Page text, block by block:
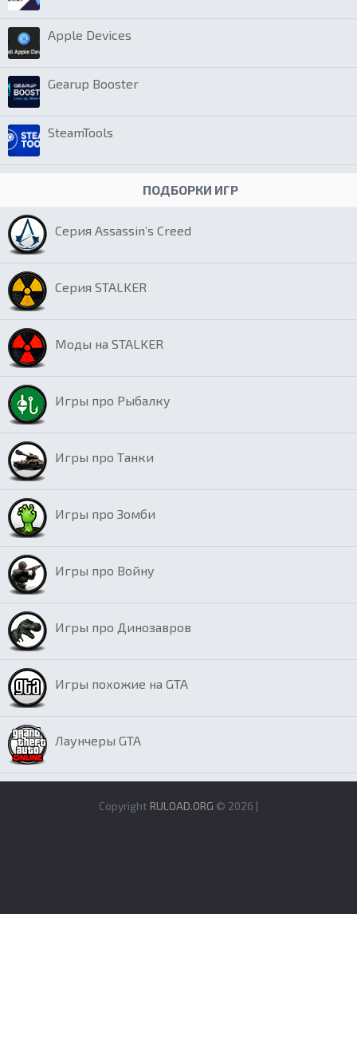
Apple Devices
Gearup Booster
SteamTools
ПОДБОРКИ ИГР
Серия Assassin’s Creed
Серия STALKER
Моды на STALKER
Игры про Рыбалку
Игры про Танки
Игры про Зомби
Игры про Войну
Игры про Динозавров
Игры похожие на GTA
Лаунчеры GTA
Copyright RULOAD.ORG © 2026 |